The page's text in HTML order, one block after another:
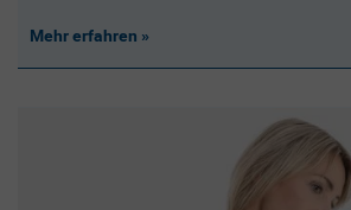
Mehr erfahren